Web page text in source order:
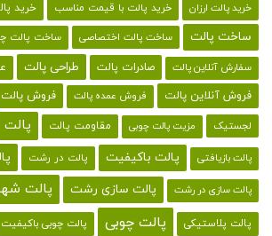
خرید پالت ارزان خرید پالت با قیمت مناسب خرید
ساخت پالت ساخت پالت اختصاصی ساخت پالت
سفارش آنلاین پالت صادرات پالت طراحی پالت
فروش آنلاین پالت فروش عمده پالت فروش پالت
لجستیک مزیت پالت چوبی مقاومت پالت پالت
پالت بازیافتی پالت باکیفیت پالت در رشت
پالت سازی در رشت پالت سازی رشت پالت
پالت پلاستیکی پالت چوبی پالت چوبی باکیفیت